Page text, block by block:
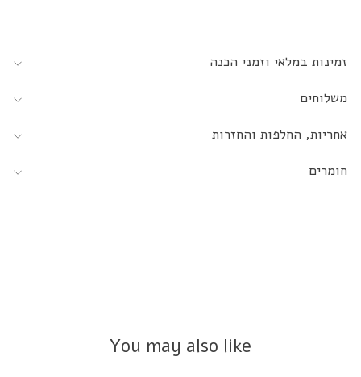
זמינות במלאי וזמני הכנה
משלוחים
אחריות, החלפות והחזרות
חומרים
You may also like